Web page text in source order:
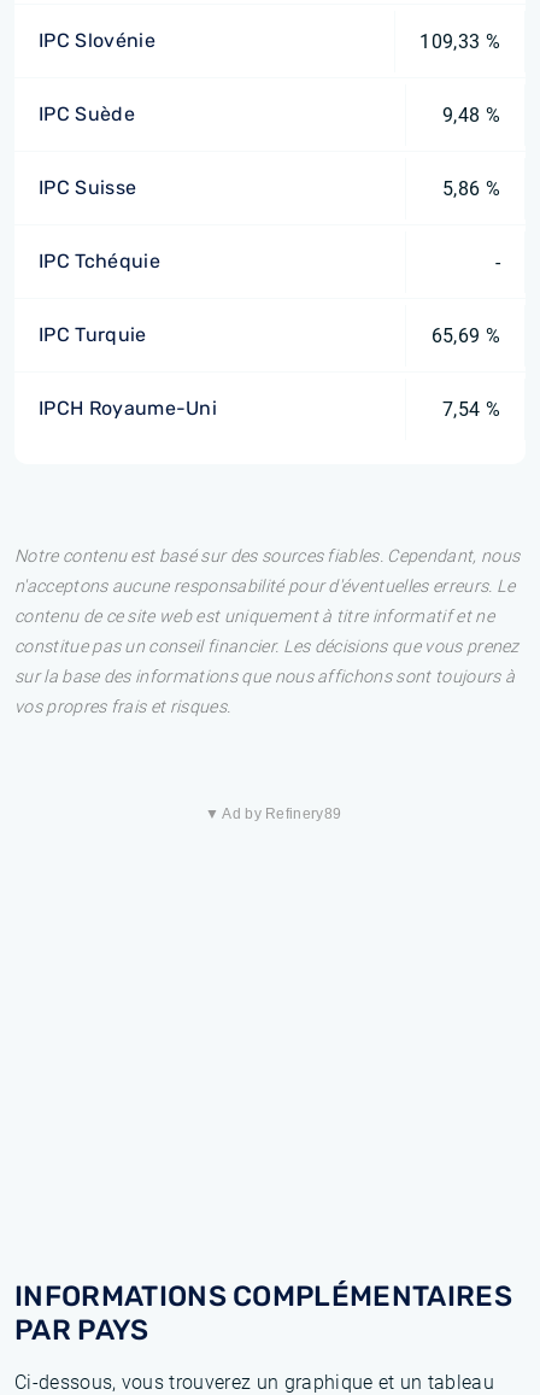
IPC Slovénie 109,33 %
IPC Suède 9,48 %
IPC Suisse 5,86 %
IPC Tchéquie -
IPC Turquie 65,69 %
IPCH Royaume-Uni 7,54 %
Notre contenu est basé sur des sources fiables. Cependant, nous
n'acceptons aucune responsabilité pour d'éventuelles erreurs. Le
contenu de ce site web est uniquement à titre informatif et ne
constitue pas un conseil financier. Les décisions que vous prenez
sur la base des informations que nous affichons sont toujours à
vos propres frais et risques.
▼ Ad by Refinery89
INFORMATIONS COMPLÉMENTAIRES
PAR PAYS
Ci-dessous, vous trouverez un graphique et un tableau